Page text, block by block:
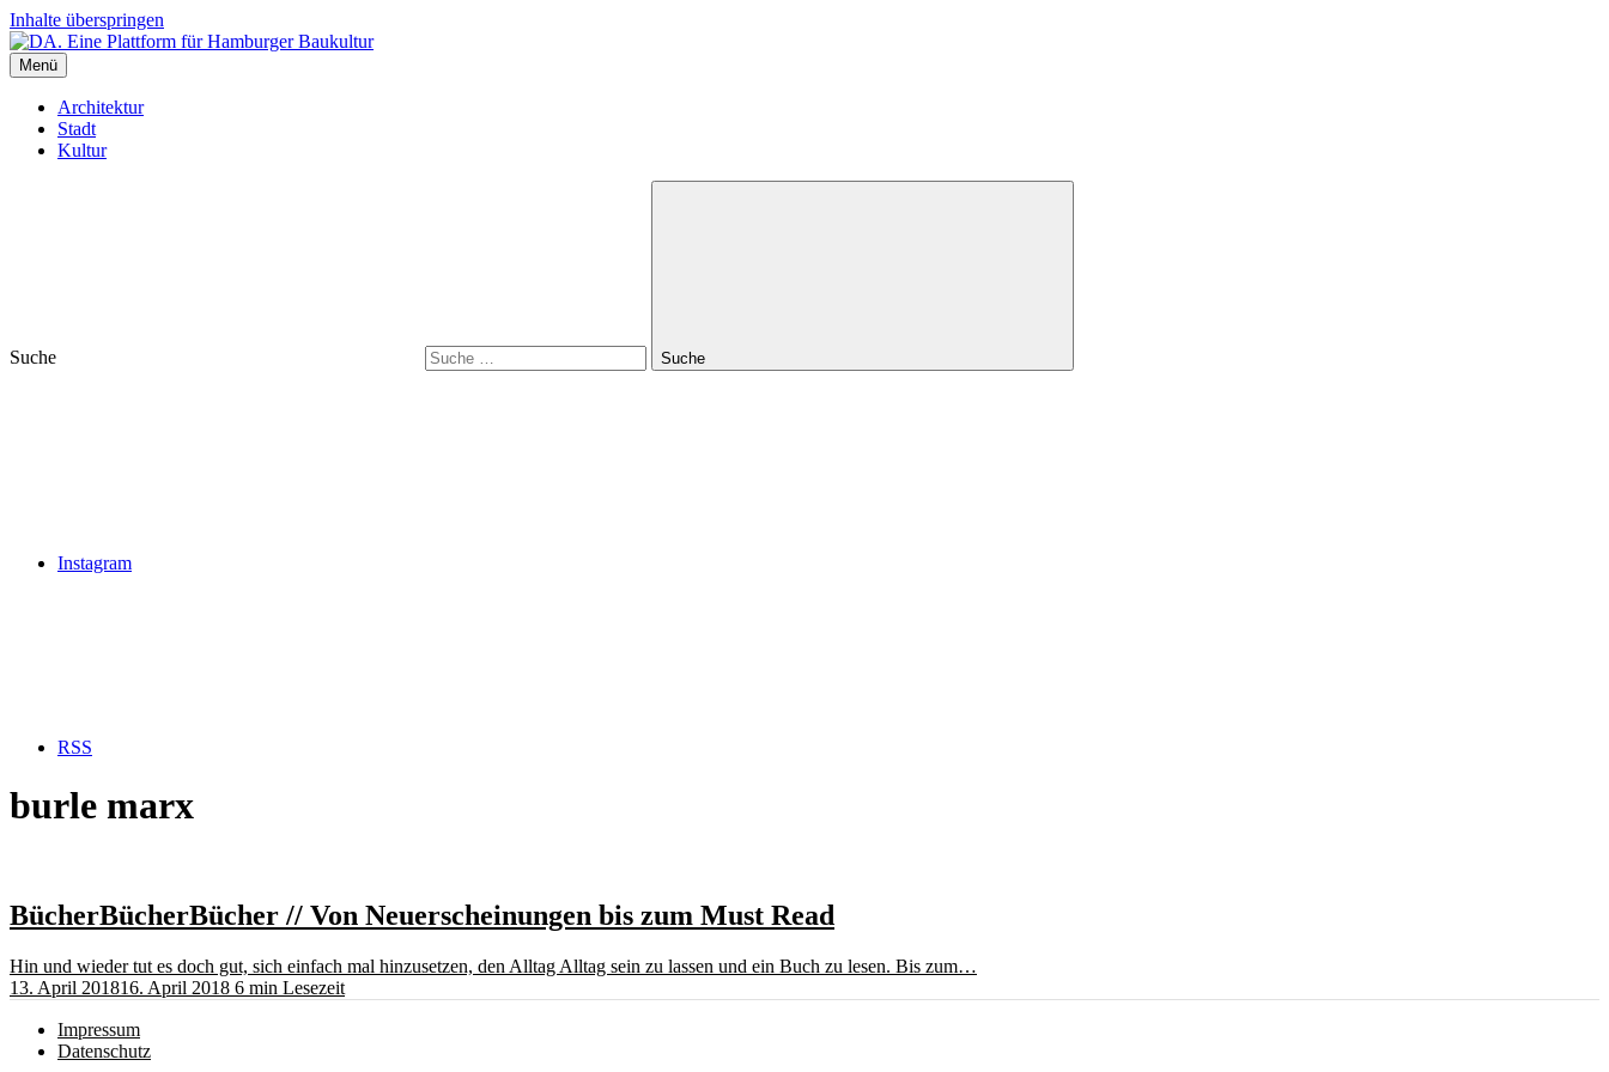
Inhalte überspringen
DA. Eine Plattform für Hamburger Baukultur
Menü
Architektur
Stadt
Kultur
Suche Suche
Instagram
RSS
burle marx
BücherBücherBücher // Von Neuerscheinungen bis zum Must Read
Hin und wieder tut es doch gut, sich einfach mal hinzusetzen, den Alltag Alltag sein zu lassen und ein Buch zu lesen. Bis zum…
13. April 201816. April 2018 6 min Lesezeit
Impressum
Datenschutz